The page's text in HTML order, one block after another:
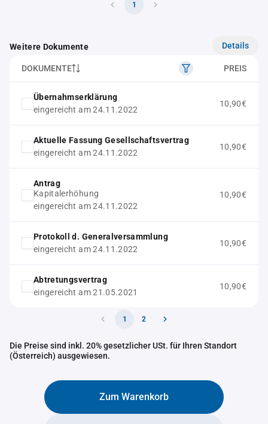
1
Weitere Dokumente Details
DOKUMENTE PREIS
Übernahmserklärung
eingereicht am 24.11.2022
10,90€
Aktuelle Fassung Gesellschaftsvertrag
eingereicht am 24.11.2022
10,90€
Antrag
Kapitalerhöhung
eingereicht am 24.11.2022
10,90€
Protokoll d. Generalversammlung
eingereicht am 24.11.2022
10,90€
Abtretungsvertrag
eingereicht am 21.05.2021
10,90€
1 2
Die Preise sind inkl. 20% gesetzlicher USt. für Ihren Standort
(Österreich) ausgewiesen.
Zum Warenkorb